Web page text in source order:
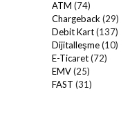
ATM (74)
Chargeback (29)
Debit Kart(137)
Dijitalleşme(10)
E-Ticaret(72)
EMV(25)
FAST (31)